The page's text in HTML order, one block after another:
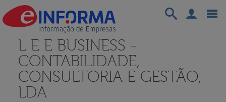
L E E BUSINESS -
CONTABILIDADE,
CONSULTORIA E GESTÃO,
LDA